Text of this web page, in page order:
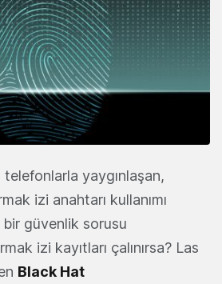
telefonlarla yaygınlaşan,
izi anahtarı kullanımı
güvenlik sorusu
izi kayıtları çalınırsa? Las
Black Hat